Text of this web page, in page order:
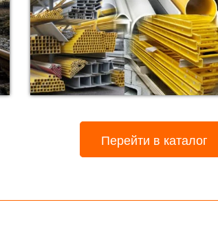
Перейти в каталог